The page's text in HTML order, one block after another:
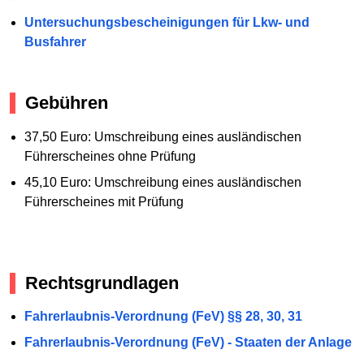
Untersuchungsbescheinigungen für Lkw- und
Busfahrer
Gebühren
37,50 Euro: Umschreibung eines ausländischen
Führerscheines ohne Prüfung
45,10 Euro: Umschreibung eines ausländischen
Führerscheines mit Prüfung
Rechtsgrundlagen
Fahrerlaubnis-Verordnung (FeV) §§ 28, 30, 31
Fahrerlaubnis-Verordnung (FeV) - Staaten der Anlage